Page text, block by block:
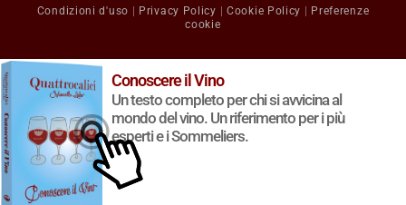
Condizioni d'uso | Privacy Policy | Cookie Policy | Preferenze
cookie
Conoscere il Vino
Un testo completo per chi si avvicina al
mondo del vino. Un riferimento per i più
esperti e i Sommeliers.